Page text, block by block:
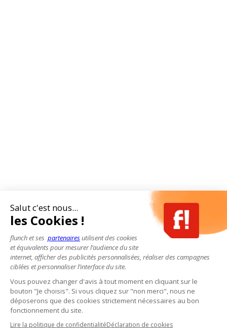
Salut c'est nous...
les Cookies !
flunch et ses partenairesutilisent des cookies
et équivalents pour mesurer l’audience du site
internet, afficher des publicités personnalisées, réaliser des campagnes
ciblées et personnaliser l’interface du site.
Vous pouvez changer d'avis à tout moment en cliquant sur le
bouton "Je choisis". Si vous cliquez sur "non merci", nous ne
déposerons que des cookies strictement nécessaires au bon
fonctionnement du site.
Lire la politique de confidentialitéDéclaration de cookies